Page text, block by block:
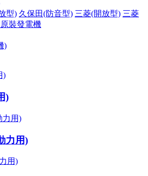
型) 久保田(防音型) 三菱(開放型) 三菱
裝發電機
)
)
力用)